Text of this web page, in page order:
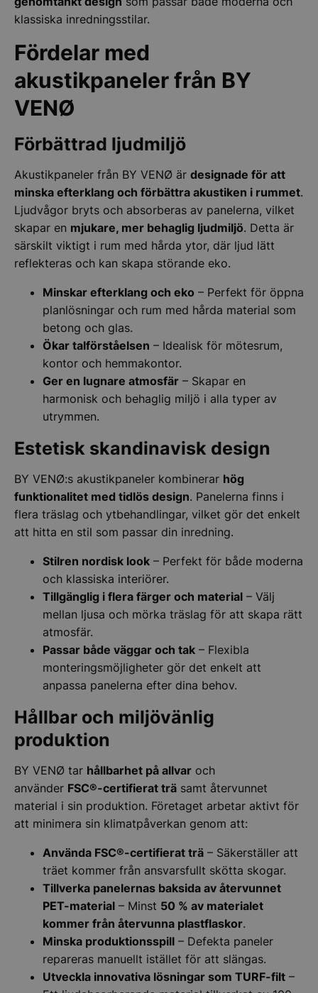
klassiska inredningsstilar.
Fördelar med
akustikpaneler från BY
VENØ
Förbättrad ljudmiljö
Akustikpaneler från BY VENØ är designade för att
minska efterklang och förbättra akustiken i rummet.
Ljudvågor bryts och absorberas av panelerna, vilket
skapar en mjukare, mer behaglig ljudmiljö. Detta är
särskilt viktigt i rum med hårda ytor, där ljud lätt
reflekteras och kan skapa störande eko.
Minskar efterklang och eko – Perfekt för öppna
planlösningar och rum med hårda material som
betong och glas.
Ökar talförståelsen – Idealisk för mötesrum,
kontor och hemmakontor.
Ger en lugnare atmosfär – Skapar en
harmonisk och behaglig miljö i alla typer av
utrymmen.
Estetisk skandinavisk design
BY VENØ:s akustikpaneler kombinerar hög
funktionalitet med tidlös design. Panelerna finns i
flera träslag och ytbehandlingar, vilket gör det enkelt
att hitta en stil som passar din inredning.
Stilren nordisk look – Perfekt för både moderna
och klassiska interiörer.
Tillgänglig i flera färger och material – Välj
mellan ljusa och mörka träslag för att skapa rätt
atmosfär.
Passar både väggar och tak – Flexibla
monteringsmöjligheter gör det enkelt att
anpassa panelerna efter dina behov.
Hållbar och miljövänlig
produktion
BY VENØ tar hållbarhet på allvar och
använder FSC®-certifierat trä samt återvunnet
material i sin produktion. Företaget arbetar aktivt för
att minimera sin klimatpåverkan genom att:
Använda FSC®-certifierat trä – Säkerställer att
träet kommer från ansvarsfullt skötta skogar.
Tillverka panelernas baksida av återvunnet
PET-material – Minst 50 % av materialet
kommer från återvunna plastflaskor.
Minska produktionsspill – Defekta paneler
repareras manuellt istället för att slängas.
Utveckla innovativa lösningar som TURF-filt –